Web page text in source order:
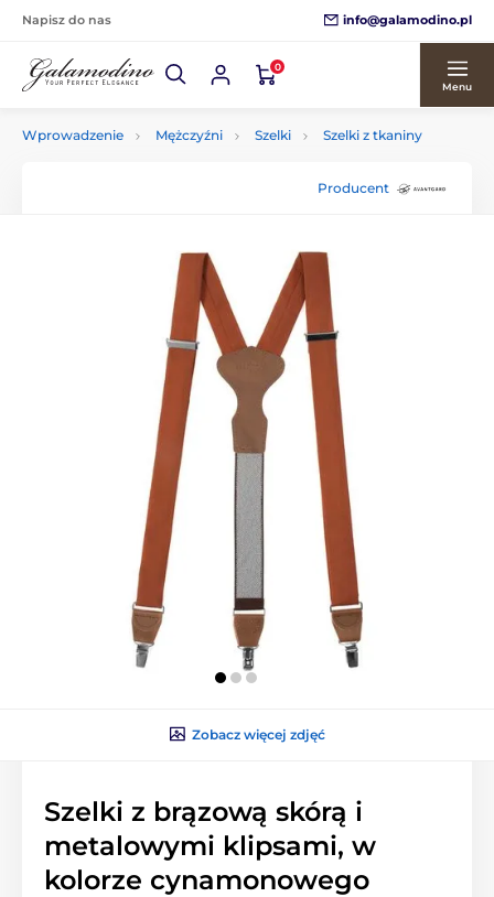
Napisz do nas info@galamodino.pl
0
Menu
Wprowadzenie Mężczyźni Szelki Szelki z tkaniny
Producent
Zobacz więcej zdjęć
Szelki z brązową skórą i
metalowymi klipsami, w
kolorze cynamonowego